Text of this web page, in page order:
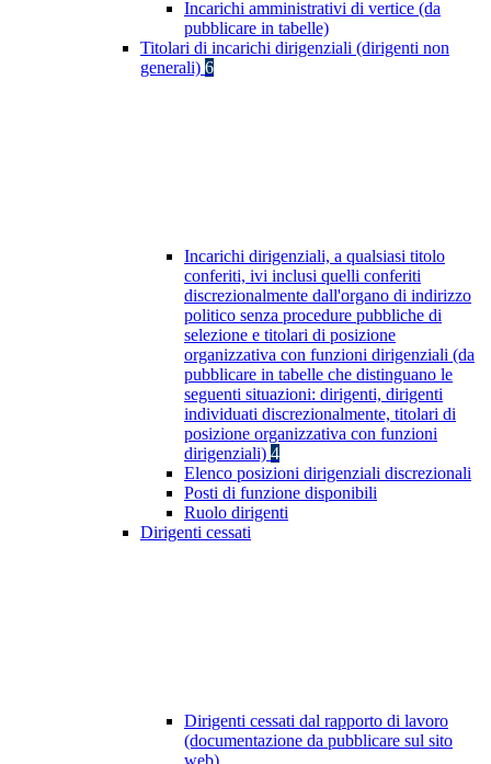
Incarichi amministrativi di vertice (da
pubblicare in tabelle)
Titolari di incarichi dirigenziali (dirigenti non
generali) 6
Incarichi dirigenziali, a qualsiasi titolo
conferiti, ivi inclusi quelli conferiti
discrezionalmente dall'organo di indirizzo
politico senza procedure pubbliche di
selezione e titolari di posizione
organizzativa con funzioni dirigenziali (da
pubblicare in tabelle che distinguano le
seguenti situazioni: dirigenti, dirigenti
individuati discrezionalmente, titolari di
posizione organizzativa con funzioni
dirigenziali) 4
Elenco posizioni dirigenziali discrezionali
Posti di funzione disponibili
Ruolo dirigenti
Dirigenti cessati
Dirigenti cessati dal rapporto di lavoro
(documentazione da pubblicare sul sito